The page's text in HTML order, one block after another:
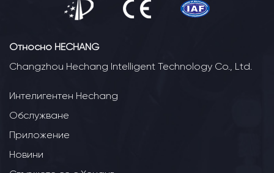
Относно HECHANG
Changzhou Hechang Intelligent Technology Co., Ltd.
Интелигентен Hechang
Обслужване
Приложение
Новини